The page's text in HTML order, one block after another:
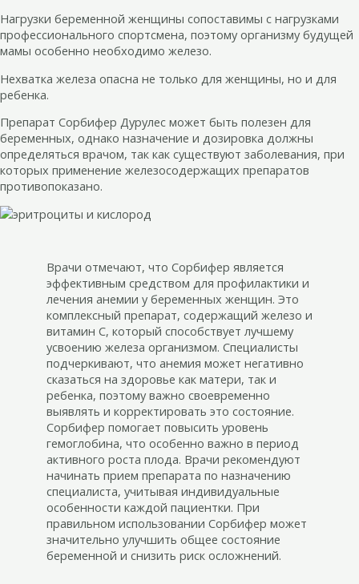
Нагрузки беременной женщины сопоставимы с нагрузками
профессионального спортсмена, поэтому организму будущей
мамы особенно необходимо железо.
Нехватка железа опасна не только для женщины, но и для
ребенка.
Препарат Сорбифер Дурулес может быть полезен для
беременных, однако назначение и дозировка должны
определяться врачом, так как существуют заболевания, при
которых применение железосодержащих препаратов
противопоказано.
Врачи отмечают, что Сорбифер является
эффективным средством для профилактики и
лечения анемии у беременных женщин. Это
комплексный препарат, содержащий железо и
витамин С, который способствует лучшему
усвоению железа организмом. Специалисты
подчеркивают, что анемия может негативно
сказаться на здоровье как матери, так и
ребенка, поэтому важно своевременно
выявлять и корректировать это состояние.
Сорбифер помогает повысить уровень
гемоглобина, что особенно важно в период
активного роста плода. Врачи рекомендуют
начинать прием препарата по назначению
специалиста, учитывая индивидуальные
особенности каждой пациентки. При
правильном использовании Сорбифер может
значительно улучшить общее состояние
беременной и снизить риск осложнений.